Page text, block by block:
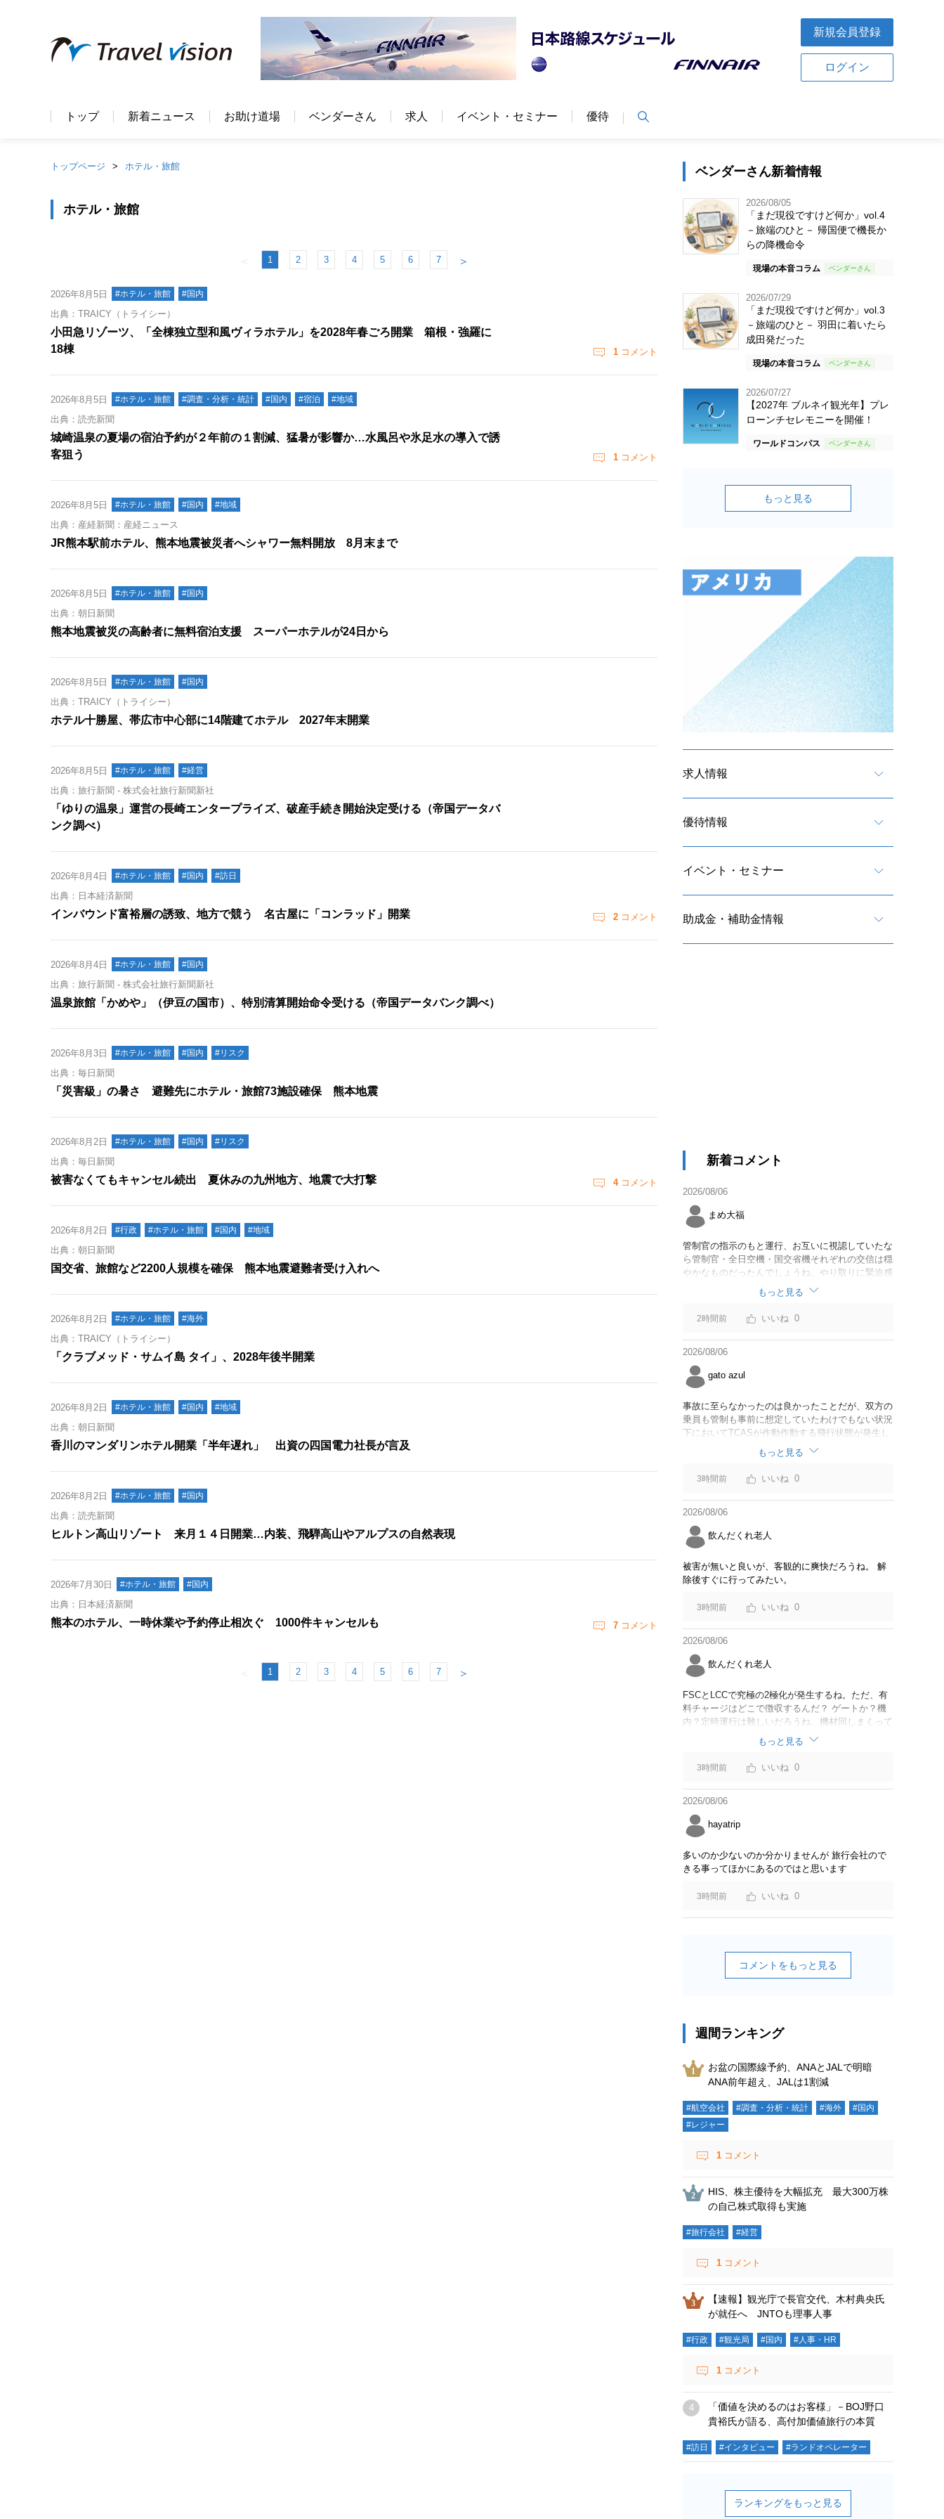
新規会員登録
ログイン
トップ 新着ニュース お助け道場 ベンダーさん 求人 イベント・セミナー 優待
トップページ ホテル・旅館
ホテル・旅館
＜ 1 2 3 4 5 6 7 ＞
2026年8月5日 #ホテル・旅館 #国内
出典：TRAICY（トライシー）
小田急リゾーツ、「全棟独立型和風ヴィラホテル」を2028年春ごろ開業 箱根・強羅に
18棟
1 コメント
2026年8月5日 #ホテル・旅館 #調査・分析・統計 #国内 #宿泊 #地域
出典：読売新聞
城崎温泉の夏場の宿泊予約が２年前の１割減、猛暑が影響か…水風呂や氷足水の導入で誘
客狙う
1 コメント
2026年8月5日 #ホテル・旅館 #国内 #地域
出典：産経新聞：産経ニュース
JR熊本駅前ホテル、熊本地震被災者へシャワー無料開放 8月末まで
2026年8月5日 #ホテル・旅館 #国内
出典：朝日新聞
熊本地震被災の高齢者に無料宿泊支援 スーパーホテルが24日から
2026年8月5日 #ホテル・旅館 #国内
出典：TRAICY（トライシー）
ホテル十勝屋、帯広市中心部に14階建てホテル 2027年末開業
2026年8月5日 #ホテル・旅館 #経営
出典：旅行新聞 - 株式会社旅行新聞新社
「ゆりの温泉」運営の長崎エンタープライズ、破産手続き開始決定受ける（帝国データバ
ンク調べ）
2026年8月4日 #ホテル・旅館 #国内 #訪日
出典：日本経済新聞
インバウンド富裕層の誘致、地方で競う 名古屋に「コンラッド」開業 2 コメント
2026年8月4日 #ホテル・旅館 #国内
出典：旅行新聞 - 株式会社旅行新聞新社
温泉旅館「かめや」（伊豆の国市）、特別清算開始命令受ける（帝国データバンク調べ）
2026年8月3日 #ホテル・旅館 #国内 #リスク
出典：毎日新聞
「災害級」の暑さ 避難先にホテル・旅館73施設確保 熊本地震
2026年8月2日 #ホテル・旅館 #国内 #リスク
出典：毎日新聞
被害なくてもキャンセル続出 夏休みの九州地方、地震で大打撃 4コメント
2026年8月2日 #行政 #ホテル・旅館 #国内 #地域
出典：朝日新聞
国交省、旅館など2200人規模を確保 熊本地震避難者受け入れへ
2026年8月2日 #ホテル・旅館 #海外
出典：TRAICY（トライシー）
「クラブメッド・サムイ島 タイ」、2028年後半開業
2026年8月2日 #ホテル・旅館 #国内 #地域
出典：朝日新聞
香川のマンダリンホテル開業「半年遅れ」 出資の四国電力社長が言及
2026年8月2日 #ホテル・旅館 #国内
出典：読売新聞
ヒルトン高山リゾート 来月１４日開業…内装、飛騨高山やアルプスの自然表現
2026年7月30日 #ホテル・旅館 #国内
出典：日本経済新聞
熊本のホテル、一時休業や予約停止相次ぐ 1000件キャンセルも 7 コメント
＜ 1 2 3 4 5 6 7 ＞
ベンダーさん新着情報
2026/08/05
「まだ現役ですけど何か」vol.4
－旅端のひと－ 帰国便で機長か
らの降機命令
現場の本音コラム
2026/07/29
「まだ現役ですけど何か」vol.3
－旅端のひと－ 羽田に着いたら
成田発だった
現場の本音コラム
2026/07/27
【2027年 ブルネイ観光年】プレ
ローンチセレモニーを開催！
ワールドコンパス
もっと見る
求人情報
優待情報
イベント・セミナー
助成金・補助金情報
新着コメント
2026/08/06
まめ大福
管制官の指示のもと運行、お互いに視認していたな
ら管制官・全日空機・国交省機それぞれの交信は穏
やかなものだったんでしょうね。やり取りに緊迫感
がなかったのならば今回の判断は正しいと思いま
もっと見る
2時間前 0
2026/08/06
gato azul
事故に至らなかったのは良かったことだが、双方の
乗員も管制も事前に想定していたわけでもない状況
下においてTCASが作動作動する飛行状態が発生し
たことは事実。CABは身内可愛やでこのままうやむ
やにするつもりだろうか？
もっと見る
3時間前 0
2026/08/06
飲んだくれ老人
被害が無いと良いが、客観的に爽快だろうね。 解
除後すぐに行ってみたい。
3時間前 0
2026/08/06
飲んだくれ老人
FSCとLCCで究極の2極化が発生するね。ただ、有
料チャージはどこで徴収するんだ？ ゲートか？機
内？定時運行は難しいだろうね。機材回しまくって
るからジェットスター豪州路線は全便遅延するんじ
もっと見る
3時間前 0
2026/08/06
hayatrip
多いのか少ないのか分かりませんが 旅行会社ので
きる事ってほかにあるのではと思います
3時間前 0
コメントをもっと見る
週間ランキング
お盆の国際線予約、ANAとJALで明暗
ANA前年超え、JALは1割減
#航空会社 #調査・分析・統計 #海外
#国内
#レジャー
1 コメント
HIS、株主優待を大幅拡充 最大300万株
の自己株式取得も実施
#旅行会社 #経営
1 コメント
【速報】観光庁で長官交代、木村典央氏
が就任へ JNTOも理事人事
#行政 #観光局 #国内 #人事・HR
1 コメント
「価値を決めるのはお客様」－BOJ野口
貴裕氏が語る、高付加価値旅行の本質
#訪日 #インタビュー #ランドオペレーター